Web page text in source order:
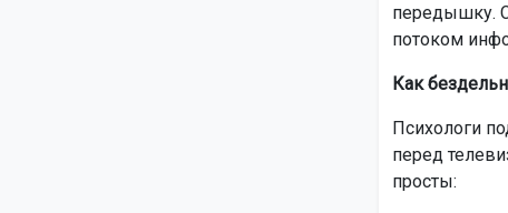
передышку.
потоком
Как
Психологи
перед
просты: